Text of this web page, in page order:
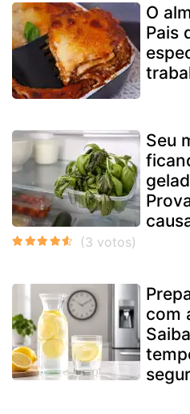
O
Pais
Seu
com